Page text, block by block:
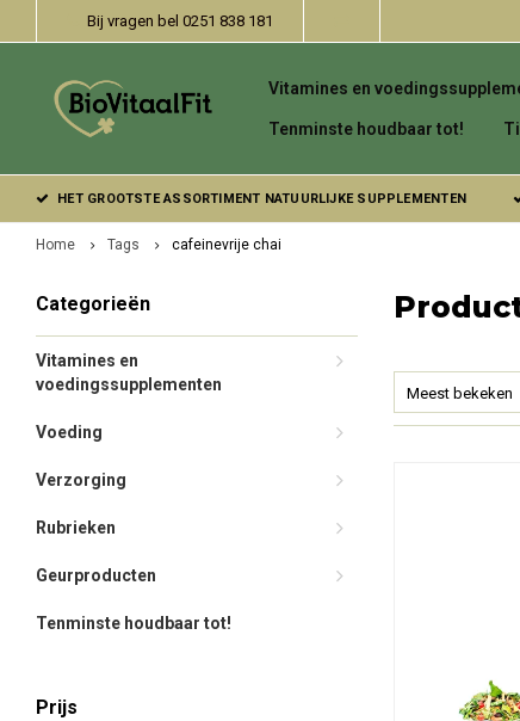
Bij vragen bel 0251 838 181
Vitamines en
Tenminste houdbaar tot!
HET GROOTSTE ASSORTIMENT NATUURLIJKE SUPPLEMENTEN
Home Tags cafeinevrije chai
Categorieën
Vitamines en
voedingssupplementen
Voeding
Verzorging
Rubrieken
Geurproducten
Tenminste houdbaar tot!
Prijs
Meest bekeken